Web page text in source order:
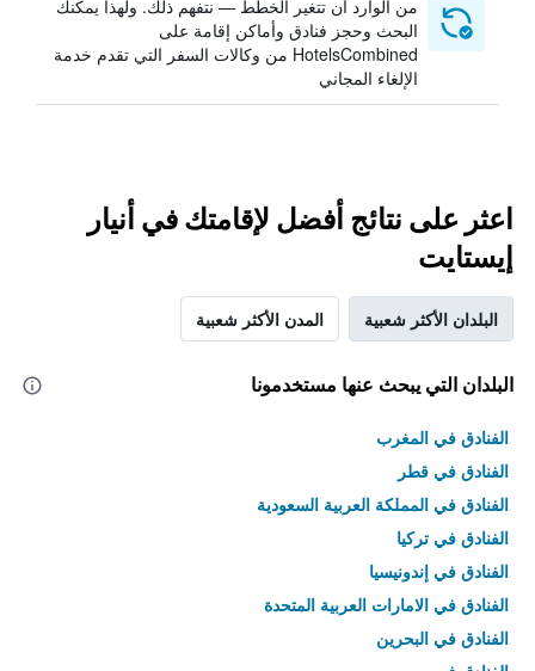
من الوارد أن تتغير الخطط — نتفهم ذلك. ولهذا يمكنك
البحث وحجز فنادق وأماكن إقامة على
HotelsCombined من وكالات السفر التي تقدم خدمة
الإلغاء المجاني
اعثر على نتائج أفضل لإقامتك في أنيار
إيستايت
البلدان الأكثر شعبية المدن الأكثر شعبية
البلدان التي يبحث عنها مستخدمونا
الفنادق في المغرب
الفنادق في قطر
الفنادق في المملكة العربية السعودية
الفنادق في تركيا
الفنادق في إندونيسيا
الفنادق في الامارات العربية المتحدة
الفنادق في البحرين